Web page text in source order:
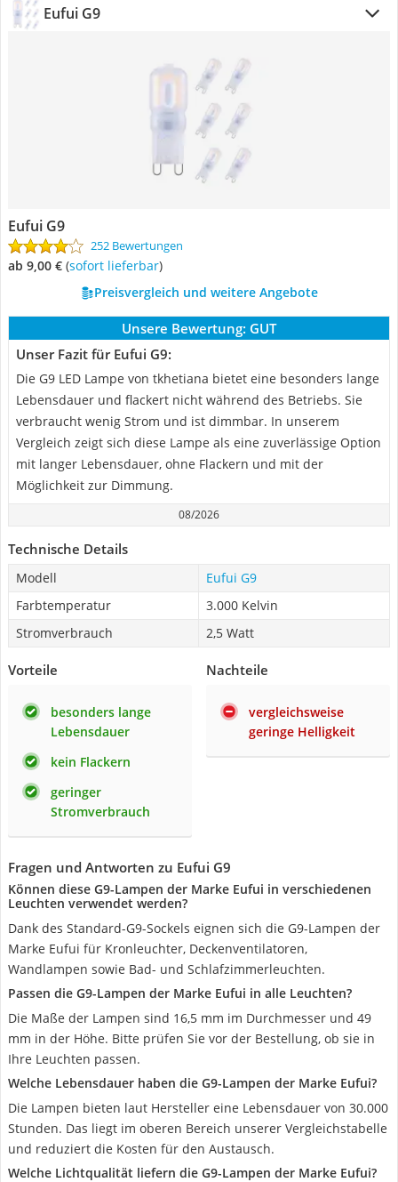
Eufui G9
Eufui G9
252 Bewertungen
ab 9,00 € ( Sofort lieferbar)
Preisvergleich und weitere Angebote
Unsere Bewertung: GUT
Unser Fazit für Eufui G9:
Die G9 LED Lampe von tkhetiana bietet eine besonders lange
Lebensdauer und flackert nicht während des Betriebs. Sie
verbraucht wenig Strom und ist dimmbar. In unserem
Vergleich zeigt sich diese Lampe als eine zuverlässige Option
mit langer Lebensdauer, ohne Flackern und mit der
Möglichkeit zur Dimmung.
08/2026
Technische Details
Modell
Eufui G9
Farbtemperatur
3.000 Kelvin
Stromverbrauch
2,5 Watt
Vorteile
besonders lange
Lebensdauer
kein Flackern
geringer
Stromverbrauch
Nachteile
vergleichsweise
geringe Helligkeit
Fragen und Antworten zu Eufui G9
Können diese G9-Lampen der Marke Eufui in verschiedenen
Leuchten verwendet werden?
Dank des Standard-G9-Sockels eignen sich die G9-Lampen der
Marke Eufui für Kronleuchter, Deckenventilatoren,
Wandlampen sowie Bad- und Schlafzimmerleuchten.
Passen die G9-Lampen der Marke Eufui in alle Leuchten?
Die Maße der Lampen sind 16,5 mm im Durchmesser und 49
mm in der Höhe. Bitte prüfen Sie vor der Bestellung, ob sie in
Ihre Leuchten passen.
Welche Lebensdauer haben die G9-Lampen der Marke Eufui?
Die Lampen bieten laut Hersteller eine Lebensdauer von 30.000
Stunden. Das liegt im oberen Bereich unserer Vergleichstabelle
und reduziert die Kosten für den Austausch.
Welche Lichtqualität liefern die G9-Lampen der Marke Eufui?